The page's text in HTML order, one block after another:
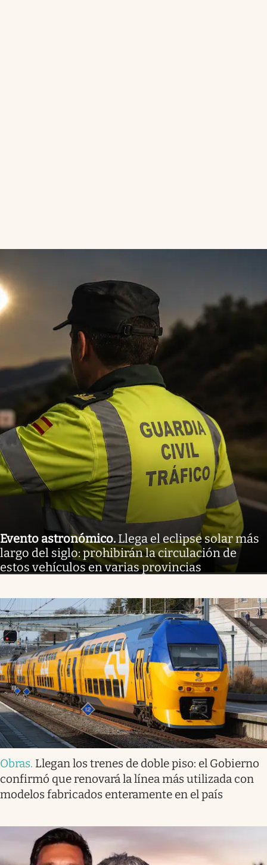
Evento astronómico. Llega el eclipse solar más
largo del siglo: prohibirán la circulación de
estos vehículos en varias provincias
Obras. Llegan los trenes de doble piso: el Gobierno
confirmó que renovará la línea más utilizada con
modelos fabricados enteramente en el país